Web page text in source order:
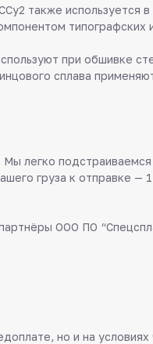
также используется
типографских
при обшивке
сплава
легко
груза к отправке —
ООО ПО
но и на условиях